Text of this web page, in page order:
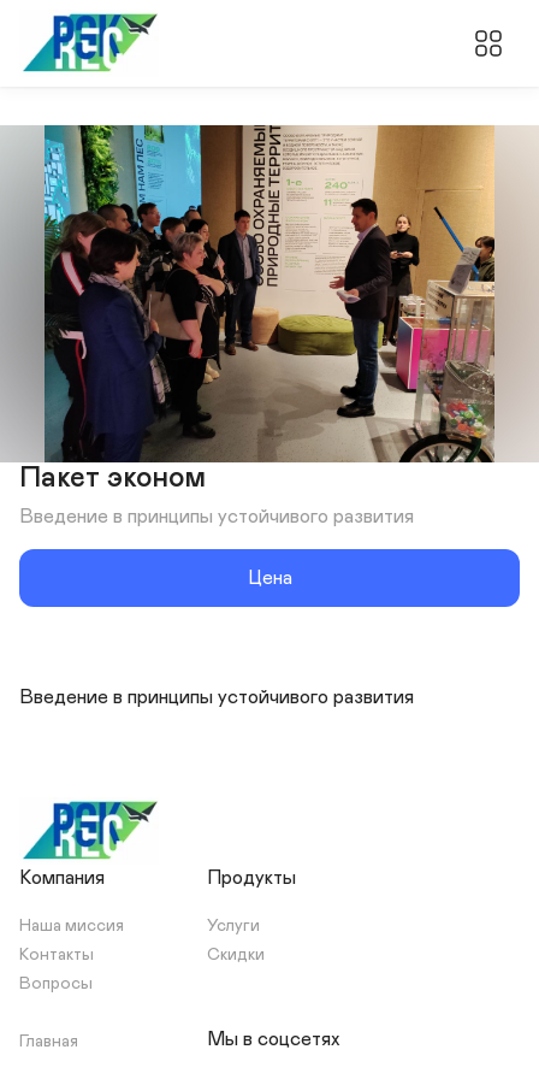
Пакет эконом
Введение в принципы устойчивого развития
Цена
Введение в принципы устойчивого развития
Компания
Наша миссия
Контакты
Вопросы
Продукты
Услуги
Скидки
Главная Мы в соцсетях